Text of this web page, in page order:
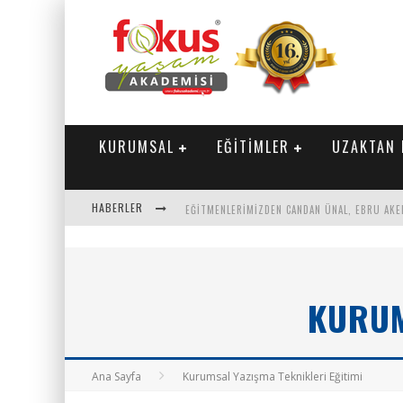
KURUMSAL EĞİTİMLER UZAKTAN
HABERLER
Ana Sayfa Kurumsal Yazışma Teknikleri Eğitimi